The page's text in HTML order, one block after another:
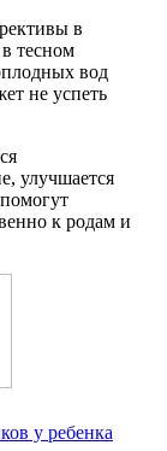
в
тесном
вод
не успеть
улучшается
к родам и
у ребенка